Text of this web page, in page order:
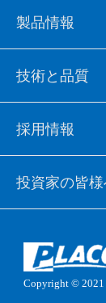
製品情報
技術と品質
採用情報
投資家の皆
Copyright ©